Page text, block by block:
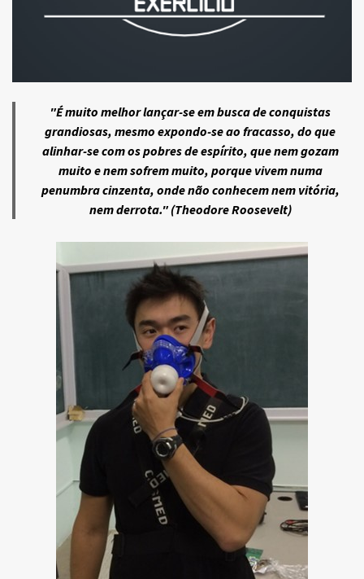
"É muito melhor lançar-se em busca de conquistas
grandiosas, mesmo expondo-se ao fracasso, do que
alinhar-se com os pobres de espírito, que nem gozam
muito e nem sofrem muito, porque vivem numa
penumbra cinzenta, onde não conhecem nem vitória,
nem derrota." (Theodore Roosevelt)